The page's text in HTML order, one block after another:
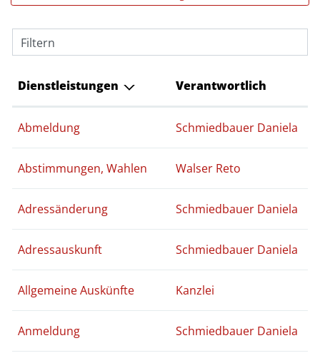
Filtern
Dienstleistungen Verantwortlich
Abmeldung Schmiedbauer Daniela
Abstimmungen, Wahlen Walser Reto
Adressänderung Schmiedbauer Daniela
Adressauskunft Schmiedbauer Daniela
Allgemeine Auskünfte Kanzlei
Anmeldung Schmiedbauer Daniela